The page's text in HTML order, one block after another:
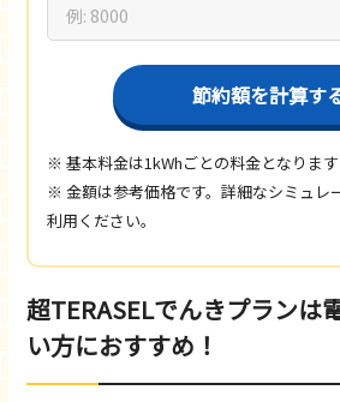
節約額を計算す
※ 基本料金は1kWhごとの料金となります
※ 金額は参考価格です。詳細なシミュレ
利用ください。
超TERASELでんきプランは
い方におすすめ！